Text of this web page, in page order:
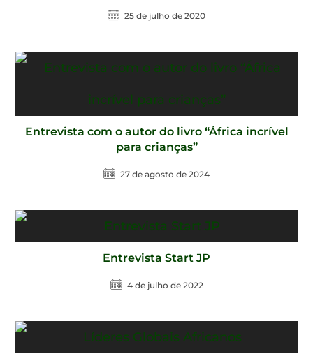
25 de julho de 2020
Entrevista com o autor do livro “África incrível
para crianças”
27 de agosto de 2024
Entrevista Start JP
4 de julho de 2022